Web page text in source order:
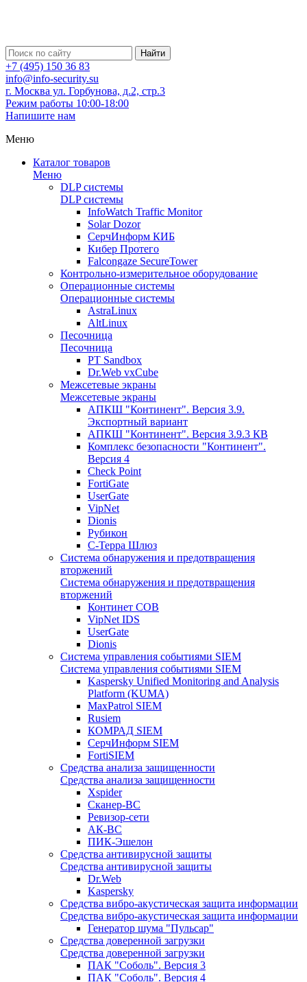
Найти
+7 (495) 150 36 83
info@info-security.su
г. Москва ул. Горбунова, д.2, стр.3
Режим работы 10:00-18:00
Напишите нам
Меню
Каталог товаров
Меню
DLP системы
DLP системы
InfoWatch Traffic Monitor
Solar Dozor
СерчИнформ КИБ
Кибер Протего
Falcongaze SecureTower
Контрольно-измерительное оборудование
Операционные системы
Операционные системы
AstraLinux
AltLinux
Песочница
Песочница
PT Sandbox
Dr.Web vxCube
Межсетевые экраны
Межсетевые экраны
АПКШ "Континент". Версия 3.9.
Экспортный вариант
АПКШ "Континент". Версия 3.9.3 КВ
Комплекс безопасности "Континент".
Версия 4
Check Point
FortiGate
UserGate
VipNet
Dionis
Рубикон
С-Терра Шлюз
Система обнаружения и предотвращения
вторжений
Система обнаружения и предотвращения
вторжений
Континет СОВ
VipNet IDS
UserGate
Dionis
Система управления событиями SIEM
Система управления событиями SIEM
Kaspersky Unified Monitoring and Analysis
Platform (KUMA)
MaxPatrol SIEM
Rusiem
КОМРАД SIEM
СерчИнформ SIEM
FortiSIEM
Средства анализа защищенности
Средства анализа защищенности
Xspider
Сканер-ВС
Ревизор-сети
АК-ВС
ПИК-Эшелон
Средства антивирусной защиты
Средства антивирусной защиты
Dr.Web
Kaspersky
Средства вибро-акустическая защита информации
Средства вибро-акустическая защита информации
Генератор шума "Пульсар"
Средства доверенной загрузки
Средства доверенной загрузки
ПАК "Соболь". Версия 3
ПАК "Соболь". Версия 4